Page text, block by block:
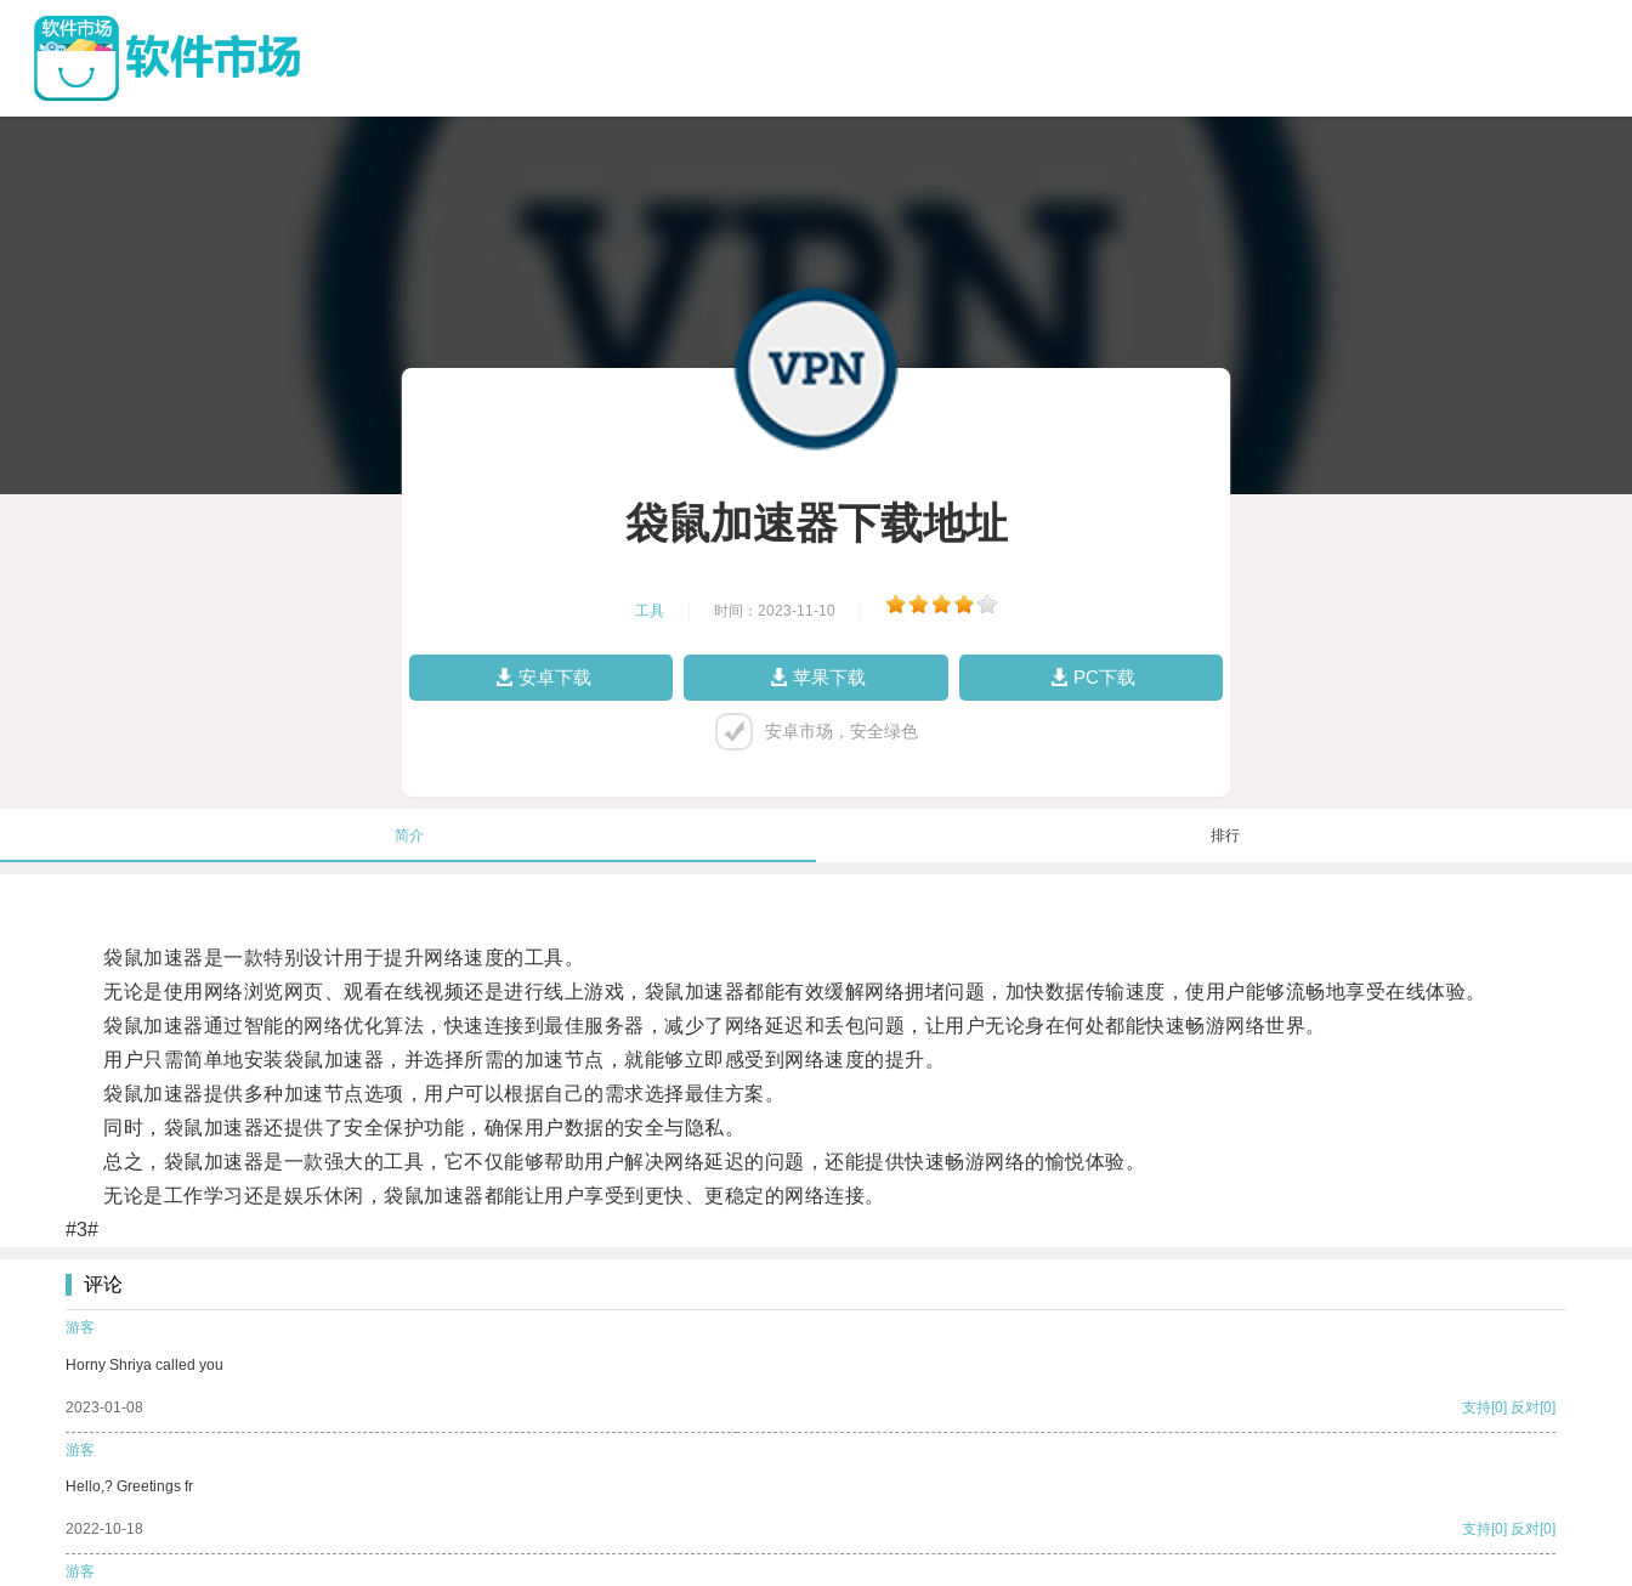
袋鼠加速器下载地址
工具 时间：2023-11-10
安卓下载 苹果下载 PC下载
安卓市场，安全绿色
简介 排行
袋鼠加速器是一款特别设计用于提升网络速度的工具。
无论是使用网络浏览网页、观看在线视频还是进行线上游戏，袋鼠加速器都能有效缓解网络拥堵问题，加快数据传输速度，使用户能够流畅地享受在线体验。
袋鼠加速器通过智能的网络优化算法，快速连接到最佳服务器，减少了网络延迟和丢包问题，让用户无论身在何处都能快速畅游网络世界。
用户只需简单地安装袋鼠加速器，并选择所需的加速节点，就能够立即感受到网络速度的提升。
袋鼠加速器提供多种加速节点选项，用户可以根据自己的需求选择最佳方案。
同时，袋鼠加速器还提供了安全保护功能，确保用户数据的安全与隐私。
总之，袋鼠加速器是一款强大的工具，它不仅能够帮助用户解决网络延迟的问题，还能提供快速畅游网络的愉悦体验。
无论是工作学习还是娱乐休闲，袋鼠加速器都能让用户享受到更快、更稳定的网络连接。
#3#
评论
游客
Horny Shriya called you
2023-01-08 支持[0] 反对[0]
游客
Hello,? Greetings fr
2022-10-18 支持[0] 反对[0]
游客